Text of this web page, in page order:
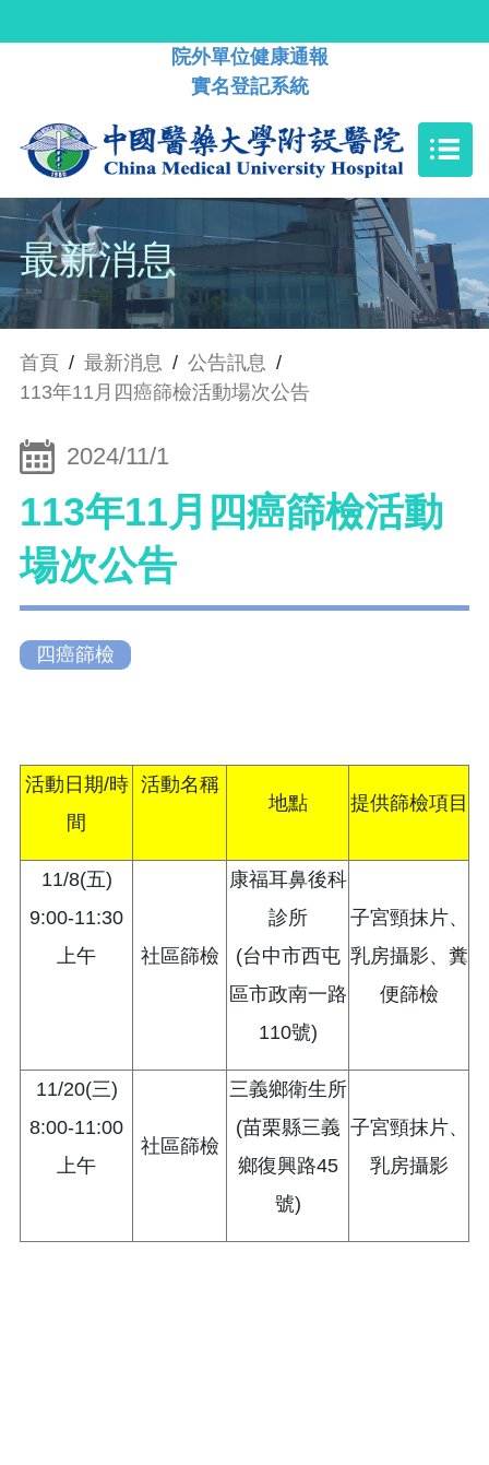
院外單位健康通報
實名登記系統
最新消息
首頁 / 最新消息 / 公告訊息 /
113年11月四癌篩檢活動場次公告
2024/11/1
113年11月四癌篩檢活動
場次公告
四癌篩檢
活動日期/時
間
活動名稱
地點
提供篩檢項目
11/8(五)
9:00-11:30
上午
社區篩檢
康福耳鼻後科
診所
(台中市西屯
區市政南一路
110號)
子宮頸抹片、
乳房攝影、糞
便篩檢
11/20(三)
8:00-11:00
上午
社區篩檢
三義鄉衛生所
(苗栗縣三義
鄉復興路45
號)
子宮頸抹片、
乳房攝影